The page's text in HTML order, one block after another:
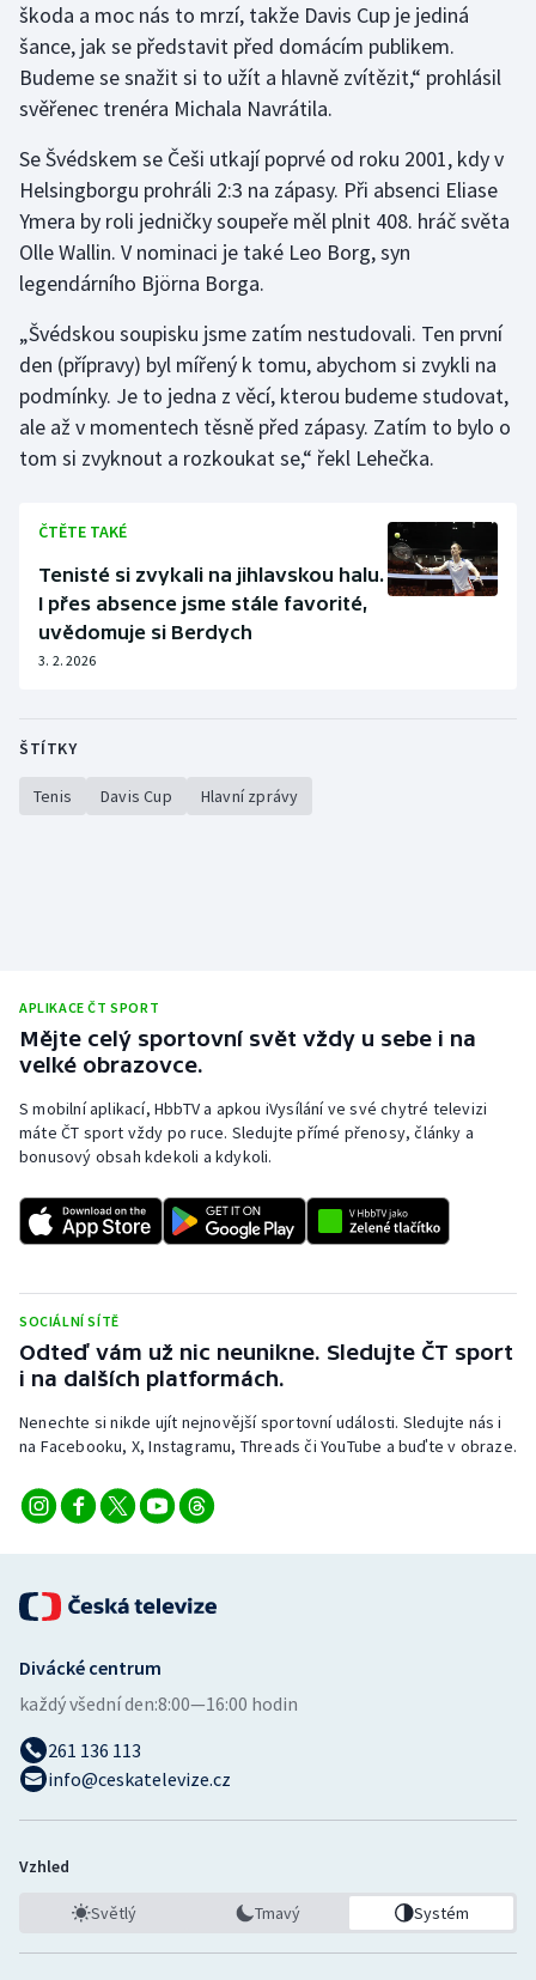
Vodní slalom
Volejbal
škoda a moc nás to mrzí, takže Davis Cup je jediná
šance, jak se představit před domácím publikem.
Budeme se snažit si to užít a hlavně zvítězit,“ prohlásil
svěřenec trenéra Michala Navrátila.
Se Švédskem se Češi utkají poprvé od roku 2001, kdy v
Helsingborgu prohráli 2:3 na zápasy. Při absenci Eliase
Ymera by roli jedničky soupeře měl plnit 408. hráč světa
Olle Wallin. V nominaci je také Leo Borg, syn
legendárního Björna Borga.
„Švédskou soupisku jsme zatím nestudovali. Ten první
den (přípravy) byl mířený k tomu, abychom si zvykli na
podmínky. Je to jedna z věcí, kterou budeme studovat,
ale až v momentech těsně před zápasy. Zatím to bylo o
tom si zvyknout a rozkoukat se,“ řekl Lehečka.
ČTĚTE TAKÉ
Tenisté si zvykali na jihlavskou halu.
I přes absence jsme stále favorité,
uvědomuje si Berdych
3. 2. 2026
ŠTÍTKY
Tenis Davis Cup Hlavní zprávy
APLIKACE ČT SPORT
Mějte celý sportovní svět vždy u sebe i na
velké obrazovce.
S mobilní aplikací, HbbTV a apkou iVysílání ve své chytré televizi
máte ČT sport vždy po ruce. Sledujte přímé přenosy, články a
bonusový obsah kdekoli a kdykoli.
SOCIÁLNÍ SÍTĚ
Odteď vám už nic neunikne. Sledujte ČT sport
i na dalších platformách.
Nenechte si nikde ujít nejnovější sportovní události. Sledujte nás i
na Facebooku, X, Instagramu, Threads či YouTube a buďte v obraze.
Divácké centrum
každý všední den:8:00—16:00 hodin
261 136 113
info@ceskatelevize.cz
Vzhled
Světlý Tmavý Systém